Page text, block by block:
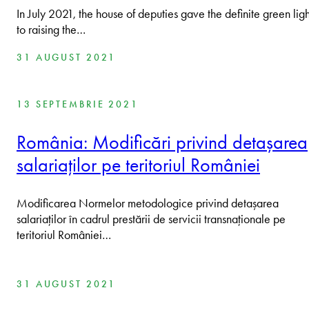
In July 2021, the house of deputies gave the definite green
to raising the…
31 AUGUST 2021
13 SEPTEMBRIE 2021
România: Modificări privind detașarea
salariaților pe teritoriul României
Modificarea Normelor metodologice privind detașarea
salariaților în cadrul prestării de servicii transnaționale pe
teritoriul României…
31 AUGUST 2021